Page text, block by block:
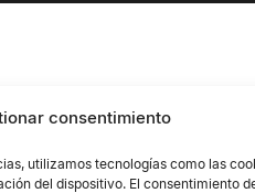
consentimiento
utilizamos tecnologías como las
del dispositivo. El consentimiento